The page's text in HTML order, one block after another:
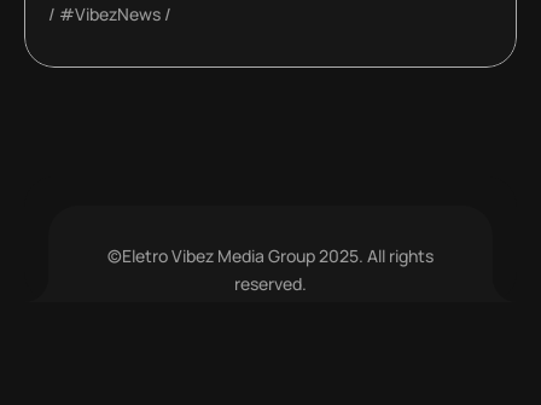
#VibezNews
©Eletro Vibez Media Group 2025. All rights
reserved.